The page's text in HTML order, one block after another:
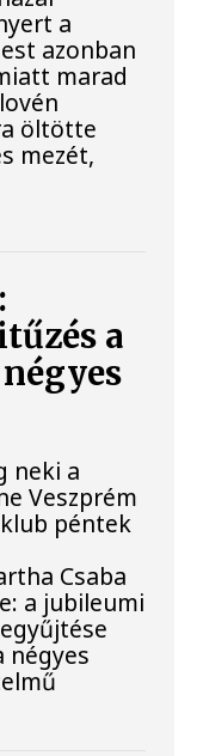
a
azonban
marad
öltötte
mezét,
a
neki a
Veszprém
péntek
Csaba
a jubileumi
négyes